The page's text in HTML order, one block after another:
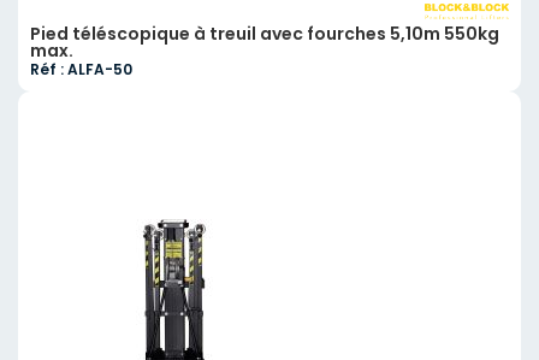
Pied téléscopique à treuil avec fourches 5,10m 550kg
max.
Réf : ALFA-50